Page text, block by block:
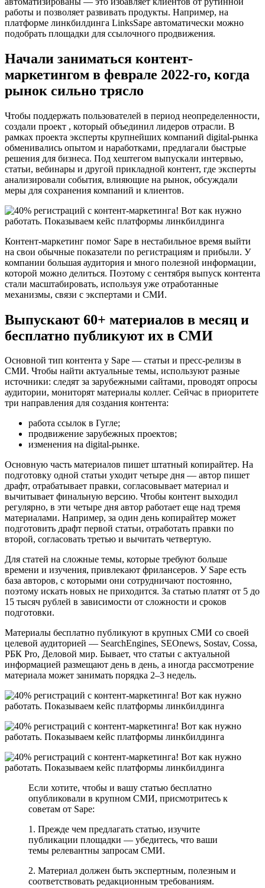
работы и позволяет развивать продукты. Например, на
платформе линкбилдинга LinksSape автоматически можно
подобрать площадки для ссылочного продвижения.
Начали заниматься контент-
маркетингом в феврале 2022-го, когда
рынок сильно трясло
Чтобы поддержать пользователей в период неопределенности,
создали проект , который объединил лидеров отрасли. В
рамках проекта эксперты крупнейших компаний digital-рынка
обменивались опытом и наработками, предлагали быстрые
решения для бизнеса. Под хештегом выпускали интервью,
статьи, вебинары и другой прикладной контент, где эксперты
анализировали события, влияющие на рынок, обсуждали
меры для сохранения компаний и клиентов.
Контент-маркетинг помог Sape в нестабильное время выйти
на свои обычные показатели по регистрациям и прибыли. У
компании большая аудитория и много полезной информации,
которой можно делиться. Поэтому с сентября выпуск контента
стали масштабировать, используя уже отработанные
механизмы, связи с экспертами и СМИ.
Выпускают 60+ материалов в месяц и
бесплатно публикуют их в СМИ
Основной тип контента у Sape — статьи и пресс-релизы в
СМИ. Чтобы найти актуальные темы, используют разные
источники: следят за зарубежными сайтами, проводят опросы
аудитории, мониторят материалы коллег. Сейчас в приоритете
три направления для создания контента:
работа ссылок в Гугле;
продвижение зарубежных проектов;
изменения на digital-рынке.
Основную часть материалов пишет штатный копирайтер. На
подготовку одной статьи уходит четыре дня — автор пишет
драфт, отрабатывает правки, согласовывает материал и
вычитывает финальную версию. Чтобы контент выходил
регулярно, в эти четыре дня автор работает еще над тремя
материалами. Например, за один день копирайтер может
подготовить драфт первой статьи, отработать правки по
второй, согласовать третью и вычитать четвертую.
Для статей на сложные темы, которые требуют больше
времени и изучения, привлекают фрилансеров. У Sape есть
база авторов, с которыми они сотрудничают постоянно,
поэтому искать новых не приходится. За статью платят от 5 до
15 тысяч рублей в зависимости от сложности и сроков
подготовки.
Материалы бесплатно публикуют в крупных СМИ со своей
целевой аудиторией — SearchEngines, SEOnews, Sostav, Cossa,
РБК Pro, Деловой мир. Бывает, что статьи с актуальной
информацией размещают день в день, а иногда рассмотрение
материала может занимать порядка 2–3 недель.
Если хотите, чтобы и вашу статью бесплатно
опубликовали в крупном СМИ, присмотритесь к
советам от Sape:
1. Прежде чем предлагать статью, изучите
публикации площадки — убедитесь, что ваши
темы релевантны запросам СМИ.
2. Материал должен быть экспертным, полезным и
соответствовать редакционным требованиям.